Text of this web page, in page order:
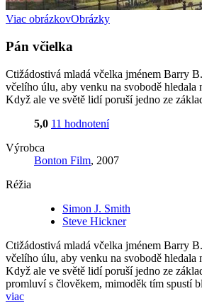
Viac obrázkovObrázky
Pán včielka
Ctižádostivá mladá včelka jménem Barry
včelího úlu, aby venku na svobodě hledala
Když ale ve světě lidí poruší jedno ze
5,0 11 hodnotení
Výrobca
Bonton Film, 2007
Réžia
Simon J. Smith
Steve Hickner
Ctižádostivá mladá včelka jménem Barry
včelího úlu, aby venku na svobodě hledala
Když ale ve světě lidí poruší jedno ze
promluví s člověkem, mimoděk tím spustí
viac